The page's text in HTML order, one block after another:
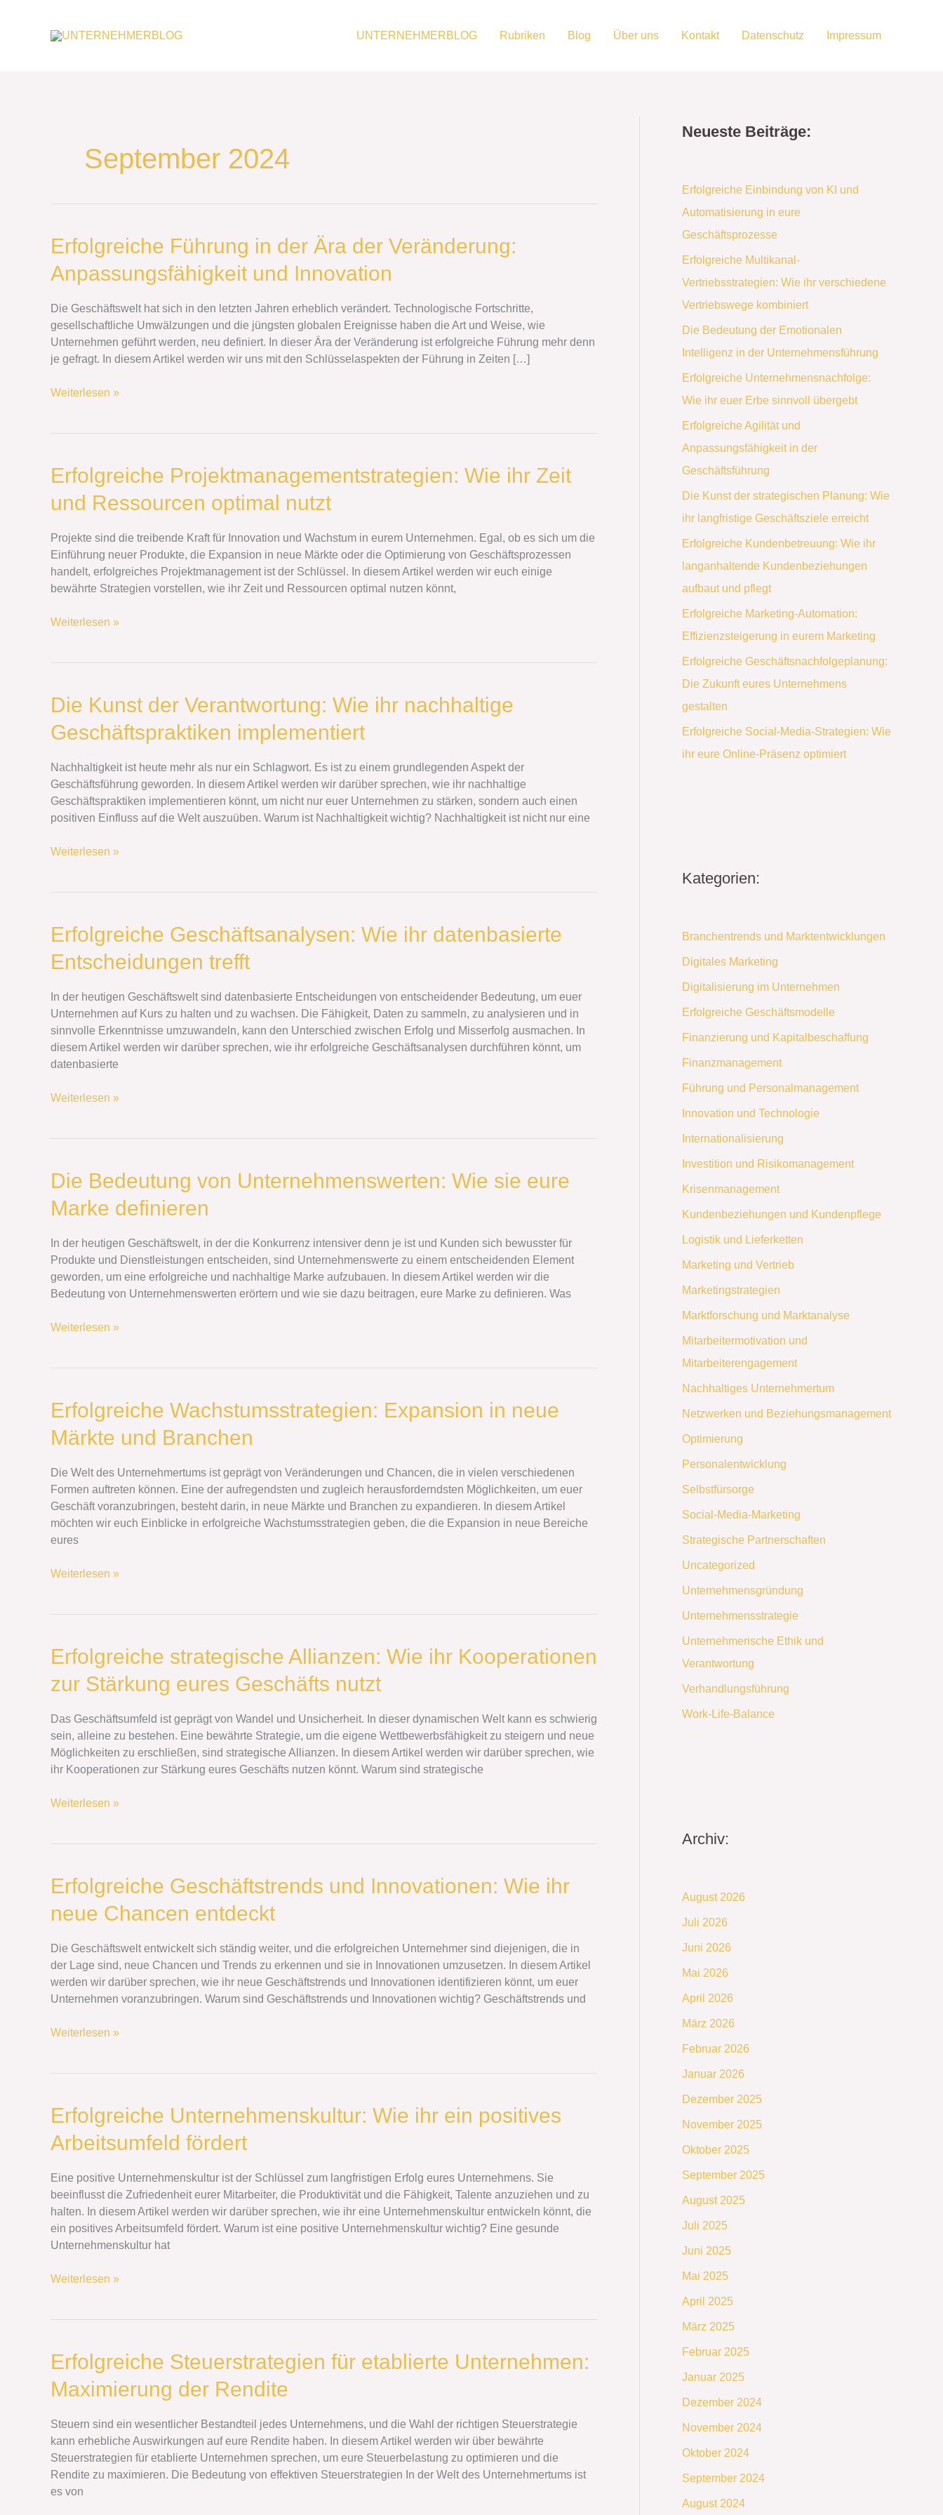
UNTERNEHMERBLOG Rubriken Blog Über uns Kontakt Datenschutz Impressum
September 2024
Erfolgreiche Führung in der Ära der Veränderung:
Anpassungsfähigkeit und Innovation
Die Geschäftswelt hat sich in den letzten Jahren erheblich verändert. Technologische Fortschritte,
gesellschaftliche Umwälzungen und die jüngsten globalen Ereignisse haben die Art und Weise, wie
Unternehmen geführt werden, neu definiert. In dieser Ära der Veränderung ist erfolgreiche Führung mehr denn
je gefragt. In diesem Artikel werden wir uns mit den Schlüsselaspekten der Führung in Zeiten […]
Erfolgreiche
Führung
in
Ära
der
Veränderung:
Anpassungsfähigkeit
Innovation
Weiterlesen »
Erfolgreiche Projektmanagementstrategien: Wie ihr Zeit
und Ressourcen optimal nutzt
Projekte sind die treibende Kraft für Innovation und Wachstum in eurem Unternehmen. Egal, ob es sich um die
Einführung neuer Produkte, die Expansion in neue Märkte oder die Optimierung von Geschäftsprozessen
handelt, erfolgreiches Projektmanagement ist der Schlüssel. In diesem Artikel werden wir euch einige
bewährte Strategien vorstellen, wie ihr Zeit und Ressourcen optimal nutzen könnt,
Erfolgreiche
Projektmanagementstrategien:
Wie
Zeit
und
Ressourcen
optimal
Weiterlesen »
Die Kunst der Verantwortung: Wie ihr nachhaltige
Geschäftspraktiken implementiert
Nachhaltigkeit ist heute mehr als nur ein Schlagwort. Es ist zu einem grundlegenden Aspekt der
Geschäftsführung geworden. In diesem Artikel werden wir darüber sprechen, wie ihr nachhaltige
Geschäftspraktiken implementieren könnt, um nicht nur euer Unternehmen zu stärken, sondern auch einen
positiven Einfluss auf die Welt auszuüben. Warum ist Nachhaltigkeit wichtig? Nachhaltigkeit ist nicht nur eine
Die
Kunst
der
Wie
ihr
nachhaltige
Geschäftspraktiken
Weiterlesen »
Erfolgreiche Geschäftsanalysen: Wie ihr datenbasierte
Entscheidungen trefft
In der heutigen Geschäftswelt sind datenbasierte Entscheidungen von entscheidender Bedeutung, um euer
Unternehmen auf Kurs zu halten und zu wachsen. Die Fähigkeit, Daten zu sammeln, zu analysieren und in
sinnvolle Erkenntnisse umzuwandeln, kann den Unterschied zwischen Erfolg und Misserfolg ausmachen. In
diesem Artikel werden wir darüber sprechen, wie ihr erfolgreiche Geschäftsanalysen durchführen könnt, um
datenbasierte
Erfolgreiche
Geschäftsanalysen:
Wie
datenbasierte
Entscheidungen
trefft
Weiterlesen »
Die Bedeutung von Unternehmenswerten: Wie sie eure
Marke definieren
In der heutigen Geschäftswelt, in der die Konkurrenz intensiver denn je ist und Kunden sich bewusster für
Produkte und Dienstleistungen entscheiden, sind Unternehmenswerte zu einem entscheidenden Element
geworden, um eine erfolgreiche und nachhaltige Marke aufzubauen. In diesem Artikel werden wir die
Bedeutung von Unternehmenswerten erörtern und wie sie dazu beitragen, eure Marke zu definieren. Was
Die
Bedeutung
von
Wie
sie
eure
Marke
Weiterlesen »
Erfolgreiche Wachstumsstrategien: Expansion in neue
Märkte und Branchen
Die Welt des Unternehmertums ist geprägt von Veränderungen und Chancen, die in vielen verschiedenen
Formen auftreten können. Eine der aufregendsten und zugleich herausforderndsten Möglichkeiten, um euer
Geschäft voranzubringen, besteht darin, in neue Märkte und Branchen zu expandieren. In diesem Artikel
möchten wir euch Einblicke in erfolgreiche Wachstumsstrategien geben, die die Expansion in neue Bereiche
eures
Erfolgreiche
Wachstumsstrategien:
Expansion
neue
Märkte
und
Branchen
Weiterlesen »
Erfolgreiche strategische Allianzen: Wie ihr Kooperationen
zur Stärkung eures Geschäfts nutzt
Das Geschäftsumfeld ist geprägt von Wandel und Unsicherheit. In dieser dynamischen Welt kann es schwierig
sein, alleine zu bestehen. Eine bewährte Strategie, um die eigene Wettbewerbsfähigkeit zu steigern und neue
Möglichkeiten zu erschließen, sind strategische Allianzen. In diesem Artikel werden wir darüber sprechen, wie
ihr Kooperationen zur Stärkung eures Geschäfts nutzen könnt. Warum sind strategische
Erfolgreiche
strategische
Allianzen:
ihr
Kooperationen
zur
Stärkung
Geschäfts
Weiterlesen »
Erfolgreiche Geschäftstrends und Innovationen: Wie ihr
neue Chancen entdeckt
Die Geschäftswelt entwickelt sich ständig weiter, und die erfolgreichen Unternehmer sind diejenigen, die in
der Lage sind, neue Chancen und Trends zu erkennen und sie in Innovationen umzusetzen. In diesem Artikel
werden wir darüber sprechen, wie ihr neue Geschäftstrends und Innovationen identifizieren könnt, um euer
Unternehmen voranzubringen. Warum sind Geschäftstrends und Innovationen wichtig? Geschäftstrends und
Erfolgreiche
Geschäftstrends
und
Wie
ihr
neue
Chancen
Weiterlesen »
Erfolgreiche Unternehmenskultur: Wie ihr ein positives
Arbeitsumfeld fördert
Eine positive Unternehmenskultur ist der Schlüssel zum langfristigen Erfolg eures Unternehmens. Sie
beeinflusst die Zufriedenheit eurer Mitarbeiter, die Produktivität und die Fähigkeit, Talente anzuziehen und zu
halten. In diesem Artikel werden wir darüber sprechen, wie ihr eine Unternehmenskultur entwickeln könnt, die
ein positives Arbeitsumfeld fördert. Warum ist eine positive Unternehmenskultur wichtig? Eine gesunde
Unternehmenskultur hat
Erfolgreiche
Unternehmenskultur:
Wie
ein
positives
Arbeitsumfeld
fördert
Weiterlesen »
Erfolgreiche Steuerstrategien für etablierte Unternehmen:
Maximierung der Rendite
Steuern sind ein wesentlicher Bestandteil jedes Unternehmens, und die Wahl der richtigen Steuerstrategie
kann erhebliche Auswirkungen auf eure Rendite haben. In diesem Artikel werden wir über bewährte
Steuerstrategien für etablierte Unternehmen sprechen, um eure Steuerbelastung zu optimieren und die
Rendite zu maximieren. Die Bedeutung von effektiven Steuerstrategien In der Welt des Unternehmertums ist
es von
Erfolgreiche
Steuerstrategien
für
Unternehmen:
Maximierung
der
Rendite
Neueste Beiträge:
Erfolgreiche Einbindung von KI und
Automatisierung in eure
Geschäftsprozesse
Erfolgreiche Multikanal-
Vertriebsstrategien: Wie ihr verschiedene
Vertriebswege kombiniert
Die Bedeutung der Emotionalen
Intelligenz in der Unternehmensführung
Erfolgreiche Unternehmensnachfolge:
Wie ihr euer Erbe sinnvoll übergebt
Erfolgreiche Agilität und
Anpassungsfähigkeit in der
Geschäftsführung
Die Kunst der strategischen Planung: Wie
ihr langfristige Geschäftsziele erreicht
Erfolgreiche Kundenbetreuung: Wie ihr
langanhaltende Kundenbeziehungen
aufbaut und pflegt
Erfolgreiche Marketing-Automation:
Effizienzsteigerung in eurem Marketing
Erfolgreiche Geschäftsnachfolgeplanung:
Die Zukunft eures Unternehmens
gestalten
Erfolgreiche Social-Media-Strategien: Wie
ihr eure Online-Präsenz optimiert
Kategorien:
Branchentrends und Marktentwicklungen
Digitales Marketing
Digitalisierung im Unternehmen
Erfolgreiche Geschäftsmodelle
Finanzierung und Kapitalbeschaffung
Finanzmanagement
Führung und Personalmanagement
Innovation und Technologie
Internationalisierung
Investition und Risikomanagement
Krisenmanagement
Kundenbeziehungen und Kundenpflege
Logistik und Lieferketten
Marketing und Vertrieb
Marketingstrategien
Marktforschung und Marktanalyse
Mitarbeitermotivation und
Mitarbeiterengagement
Nachhaltiges Unternehmertum
Netzwerken und Beziehungsmanagement
Optimierung
Personalentwicklung
Selbstfürsorge
Social-Media-Marketing
Strategische Partnerschaften
Uncategorized
Unternehmensgründung
Unternehmensstrategie
Unternehmerische Ethik und
Verantwortung
Verhandlungsführung
Work-Life-Balance
Archiv:
August 2026
Juli 2026
Juni 2026
Mai 2026
April 2026
März 2026
Februar 2026
Januar 2026
Dezember 2025
November 2025
Oktober 2025
September 2025
August 2025
Juli 2025
Juni 2025
Mai 2025
April 2025
März 2025
Februar 2025
Januar 2025
Dezember 2024
November 2024
Oktober 2024
September 2024
August 2024